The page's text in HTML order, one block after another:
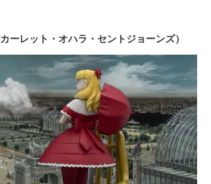
ーレット・オハラ・セントジョーンズ）